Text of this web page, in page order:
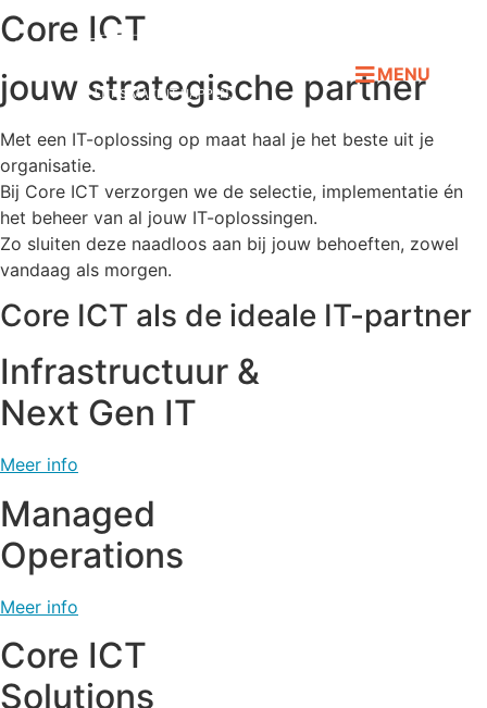
Core ICT
jouw strategische partner
Met een IT-oplossing op maat haal je het beste uit je
organisatie.
Bij Core ICT verzorgen we de selectie, implementatie én
het beheer van al jouw IT-oplossingen.
Zo sluiten deze naadloos aan bij jouw behoeften, zowel
vandaag als morgen.
Core ICT als de ideale IT-partner
Infrastructuur &
Next Gen IT
Meer info
Managed
Operations
Meer info
Core ICT
Solutions